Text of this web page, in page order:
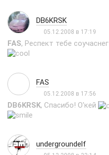
DB6KRSK
05.12.2008 в 17:19
FAS, Респект тебе соучаснег
FAS
05.12.2008 в 17:56
DB6KRSK, Спасибо! О'кей
undergroundelf